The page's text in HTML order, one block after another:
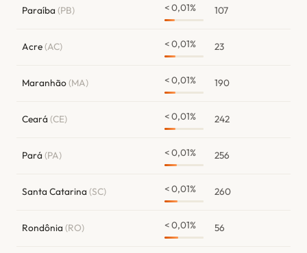
Paraíba (PB) < 0,01% 107
Acre(AC) < 0,01% 23
Maranhão(MA) < 0,01% 190
Ceará (CE) < 0,01% 242
Pará (PA) < 0,01% 256
Santa Catarina (SC) < 0,01% 260
Rondônia (RO) < 0,01% 56